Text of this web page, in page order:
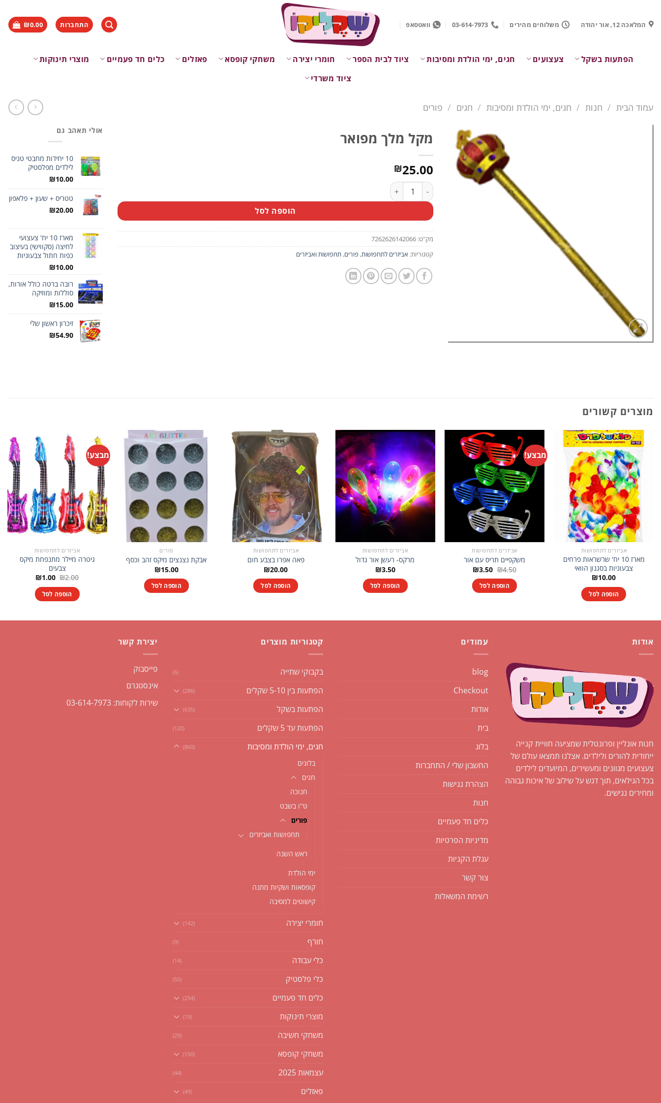
contentהמלאכה 12, אור יהודה משלוחים מהירים 03-614-7973 וואטסאפ התחברות ₪0.00
הפתעות בשקל צעצועים חגים, ימי הולדת ומסיבות ציוד לבית הספר חומרי יצירה משחקי קופסא פאזלים כלים חד פעמיים
מוצרי תינוקות
ציוד משרדי
עמוד הבית / חנות / חגים, ימי הולדת ומסיבות / חגים / פורים
מקל מלך מפואר
₪25.00
כמות של מקל מלך מפואר
הוספה לסל
מק"ט: 7262626142066
קטגוריות: אביזרים לתחפושות, פורים, תחפושות ואביזרים
אולי תאהב גם
10 יחידות מחבטי טניס
לילדים מפלסטיק
₪10.00
טטריס + שעון + פלאפון
₪20.00
מארז 10 יח' צעצועי
לחיצה (סקווישי) בעיצוב
כפות חתול צבעוניות
₪10.00
רובה ברטה כולל אורות,
סוללות ומוזיקה
₪15.00
זיכרון ראשון שלי
₪54.90
מוצרים קשורים
אביזרים לתחפושות
מארז 10 יח' שרשראות פרחים
צבעוניות בסגנון הוואי
₪10.00
הוספה לסל
מבצע!
אביזרים לתחפושות
משקפיים תריס עם אור
₪4.50 המחיר
היה:
₪4.50.
₪3.50 המחיר
הוא:
₪3.50. הוספה לסל
אביזרים לתחפושות
מרקס- רעשן אור גדול
₪3.50
הוספה לסל
אביזרים לתחפושות
פאה אפרו בצבע חום
₪20.00
הוספה לסל
פורים
אבקת נצנצים מיקס זהב וכסף
₪15.00
הוספה לסל
מבצע!
אביזרים לתחפושות
גיטרה מיילר מתנפחת מיקס
צבעים
₪2.00 המחיר
היה:
₪2.00.
₪1.00 המחיר
הוא:
₪1.00. הוספה לסל
אודות
חנות אונליין ופרונטלית שמציעה חוויית קנייה
ייחודית להורים ולילדים. אצלנו תמצאו עולם של
צעצועים מגוונים ומעשירים, המיועדים לילדים
בכל הגילאים, תוך דגש על שילוב של איכות גבוהה
ומחירים נגישים.
עמודים
blog
Checkout
אודות
בית
בלוג
החשבון שלי / התחברות
הצהרת נגישות
חנות
כלים חד פעמיים
מדיניות הפרטיות
עגלת הקניות
צור קשר
רשימת המשאלות
קטגוריות מוצרים
בקבוקי שתייה (6)
הפתעות בין 5-10 שקלים (286)
הפתעות בשקל (635)
הפתעות עד 5 שקלים (120)
חגים, ימי הולדת ומסיבות (860)
בלונים
חגים
חנוכה
ט''ו בשבט
פורים
תחפושות ואביזרים
ראש השנה
ימי הולדת
קופסאות ושקיות מתנה
קישוטים למסיבה
חומרי יצירה (142)
חורף (9)
כלי עבודה (14)
כלי פלסטיק (55)
כלים חד פעמיים (254)
מוצרי תינוקות (19)
משחקי חשיבה (29)
משחקי קופסא (150)
עצמאות 2025 (44)
פאזלים (49)
יצירת קשר
פייסבוק
אינסטגרם
שירות לקוחות: 03-614-7973